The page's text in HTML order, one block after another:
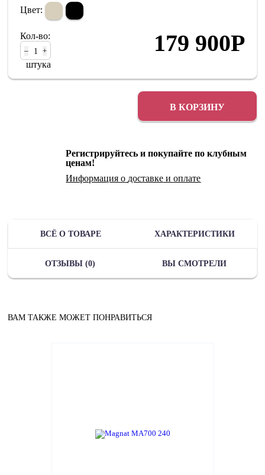
Цвет:
Кол-во:
– +
штука
179 900Р
В КОРЗИНУ
Регистрируйтесь и покупайте по клубным
ценам!
Информация о доставке иоплате
ВСЁ О ТОВАРЕ ХАРАКТЕРИСТИКИ
ОТЗЫВЫ (0) ВЫ СМОТРЕЛИ
ВАМ ТАКЖЕ МОЖЕТ ПОНРАВИТЬСЯ